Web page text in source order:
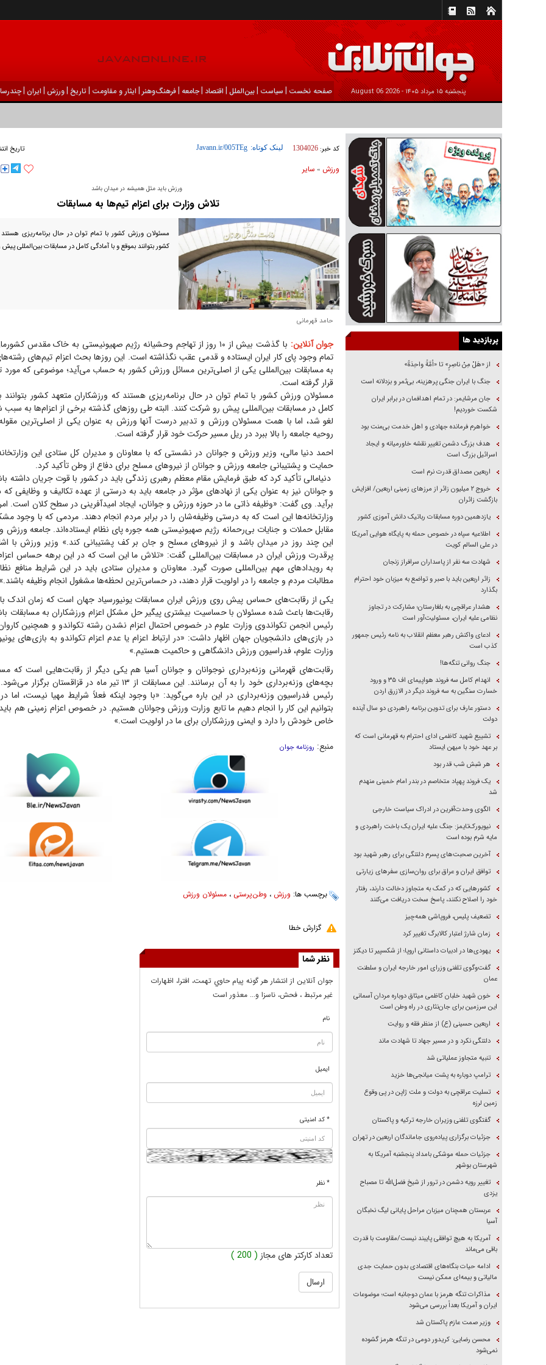
پنجشنبه ۱۵ مرداد ۱۴۰۵ - 2026 August 06 صفحه نخست | سیاست |بين‌الملل | اقتصاد |جامعه |فرهنگ‌و‌هنر | ایثار و مقاومت |تاریخ |ورزش | ايران |
کد خبر: 1304026 لینک کوتاه: تاریخ
ورزش » ساير
ورزش باید مثل همیشه در میدان باشد
تلاش وزارت برای اعزام تیم‌ها به مسابقات
مسئولان ورزش کشور با تمام توان در حال برنامه‌ریزی
کشور بتوانند بموقع و با آمادگی کامل در مسابقات بین‌المللی
حامد قهرمانی
جوان آنلاین:
با گذشت بیش از ۱۰ روز از تهاجم وحشیانه رژیم صهیونیستی به خاک مقدس
تمام وجود پای کار ایران ایستاده و قدمی عقب نگذاشته است. این روز‌ها بحث اعزام تیم‌های
به مسابقات بین‌المللی یکی از اصلی‌ترین مسائل ورزش کشور به حساب می‌آید؛ موضوعی که
قرار گرفته است.
مسئولان ورزش کشور با تمام توان در حال برنامه‌ریزی هستند که ورزشکاران متعهد کشور بتوانند
کامل در مسابقات بین‌المللی پیش رو شرکت کنند. البته طی روز‌های گذشته برخی از اعزام‌ها به
لغو شد، اما با همت مسئولان ورزش و تدبیر درست آنها ورزش به عنوان یکی از اصلی‌ترین
روحیه جامعه را بالا ببرد در ریل مسیر حرکت خود قرار گرفته است.
احمد دنیا مالی، وزیر ورزش و جوانان در نشستی که با معاونان و مدیران کل ستادی این
حمایت و پشتیبانی جامعه ورزش و جوانان از نیرو‌های مسلح برای دفاع از وطن تأکید کرد.
دنیامالی تأکید کرد که طبق فرمایش مقام معظم رهبری زندگی باید در کشور با قوت جریان داشته
و جوانان نیز به عنوان یکی از نهاد‌های مؤثر در جامعه باید به درستی از عهده تکالیف و وظایفی که
برآید. وی گفت: «وظیفه ذاتی ما در حوزه ورزش و جوانان، ایجاد امیدآفرینی در سطح کلان است.
وزارتخانه‌ها این است که به درستی وظیفه‌شان را در برابر مردم انجام دهند. مردمی که با وجود
مقابل حملات و جنایات بی‌رحمانه رژیم صهیونیستی همه جوره پای نظام ایستاده‌اند. جامعه ورزش
این چند روز در میدان باشد و از نیرو‌های مسلح و جان بر کف پشتیبانی کند.» وزیر ورزش با
پرقدرت ورزش ایران در مسابقات بین‌المللی گفت: «تلاش ما این است که در این برهه حساس
به رویداد‌های مهم بین‌المللی صورت گیرد. معاونان و مدیران ستادی باید در این شرایط منافع
مطالبات مردم و جامعه را در اولویت قرار دهند، در حساس‌ترین لحظه‌ها مشغول انجام وظیفه باشند.»
یکی از رقابت‌های حساس پیش روی ورزش ایران مسابقات یونیورسیاد جهان است که زمان اندک
رقابت‌ها باعث شده مسئولان با حساسیت بیشتری پیگیر حل مشکل اعزام ورزشکاران به مسابقات
رئیس انجمن تکواندوی وزارت علوم در خصوص احتمال اعزام نشدن رشته تکواندو و همچنین
در بازی‌های دانشجویان جهان اظهار داشت: «در ارتباط اعزام یا عدم اعزام تکواندو به بازی‌های
وزارت علوم، فدراسیون ورزش دانشگاهی و حاکمیت هستیم.»
رقابت‌های قهرمانی وزنه‌برداری نوجوانان و جوانان آسیا هم یکی دیگر از رقابت‌هایی است که
بچه‌های وزنه‌برداری خود را به آن برسانند. این مسابقات از ۱۳ تیر ماه در
رئیس فدراسیون وزنه‌برداری در این باره می‌گوید: «با وجود اینکه فعلاً شرایط مهیا نیست،
بتوانیم این کار را انجام دهیم ما تابع وزارت ورزش وجوانان هستیم. در خصوص اعزام زمینی هم
خاص خودش را دارد و ایمنی ورزشکاران برای ما در اولویت است.»
منبع: روزنامه جوان
برچسب ها: ورزش ، وطن‌پرستی ، مسئولان ورزش
گزارش خطا
نظر شما
جوان آنلاين از انتشار هر گونه پيام حاوي تهمت، افترا، اظهارات
غير مرتبط ، فحش، ناسزا و... معذور است
نام
ایمیل
* کد امنیتی
* نظر
تعداد کارکتر های مجاز ( 200 )
پربازدید ها
از «هَلْ مِنْ ناصِرٍ» تا «اُمَّةً واحِدَةً»
جنگ با ایران جنگی پرهزینه، بی‌ثمر و بزدلانه است
جان مرشایمر: در تمام اهدافمان در برابر ایران
شکست خوردیم!
خواهرم فرمانده جهادی و اهل خدمت بی‌منت بود
هدف بزرگ دشمن تغییر نقشه خاورمیانه و ایجاد
اسرائیل بزرگ است
اربعین مصداق قدرت نرم است
‌خروج ۲ میلیون زائر از مرز‌های زمینی اربعین/ افزایش
بازگشت زائران
یازدهمین دوره مسابقات رباتیک دانش آموزی کشور
اطلاعیه سپاه در خصوص حمله به پایگاه هوایی آمریکا
در علی السالم کویت
شهادت سه نفر از پاسداران سرافراز زنجان
زائر اربعین باید با صبر و تواضع به میزبان خود احترام
بگذارد
هشدار عراقچی به بلغارستان؛ مشارکت در تجاوز
نظامی علیه ایران، مسئولیت‌آور است
ادعای واکنش رهبر معظم انقلاب به نامه رئیس جمهور
کذب است
جنگ روانی تنگه‌ها!
انهدام کامل سه فروند هواپیمای اف ۳۵ و ورود
خسارت سنگین به سه فروند دیگر در الازرق اردن
دستور عارف برای تدوین برنامه راهبردی دو سال آینده
دولت
تشییع شهید کاظمی ادای احترام به قهرمانی است که
بر عهد خود با میهن ایستاد
هر شبش شب قدر بود
یک فروند پهپاد متخاصم در بندر امام خمینی منهدم
شد
الگوی وحدت‌آفرین در ادراک سیاست خارجی
نیویورک‌تایمز: جنگ علیه ایران یک باخت راهبردی و
مایه شرم بوده است
آخرین صحبت‌های پسرم دلتنگی برای رهبر شهید بود
توافق ایران و عراق برای روان‌سازی سفر‌های زیارتی
کشور‌هایی که در کمک به متجاوز دخالت دارند، رفتار
خود را اصلاح نکنند، پاسخ سخت دریافت می‌کنند
تضعیف پلیس، فروپاشی همه‌چیز
زمان شارژ اعتبار کالابرگ تغییر کرد
یهودی‌ها در ادبیات داستانی اروپا؛ از شکسپیر تا دیکنز
گفت‌وگوی تلفنی وزرای امور خارجه ایران و سلطنت
عمان
خون شهید خلبان کاظمی میثاق دوباره مردان آسمانی
این سرزمین برای جان‌نثاری در راه وطن است
اربعین حسینی (ع) از منظر فقه و روایت
دلتنگی نکرد و در مسیر جهاد تا شهادت ماند
تنبیه متجاوز عملیاتی شد
ترامپ دوباره به پشت میانجی‌ها خزید
تسلیت عراقچی به دولت و ملت ژاپن در پی وقوع
زمین لرزه
گفتگوی تلفنی وزیران خارجه ترکیه و پاکستان
جزئیات برگزاری پیاده‌روی جاماندگان اربعین در تهران
جزئیات حمله موشکی بامداد پنجشنبه آمریکا به
شهرستان بوشهر
تغییر رویه دشمن در ترور از شیخ فضل‌الله تا مصباح
یزدی
عربستان همچنان میزبان مراحل پایانی لیگ نخبگان
آسیا
آمریکا به هیچ توافقی پایبند نیست/مقاومت با قدرت
باقی می‌ماند
ادامه حیات بنگاه‌های اقتصادی بدون حمایت جدی
مالیاتی و بیمه‌ای ممکن نیست
مذاکرات تنگه هرمز با عمان دوجانبه است؛ موضوعات
ایران و آمریکا بعداً بررسی می‌شود
وزیر صمت عازم پاکستان شد
محسن رضایی: کریدور دومی در تنگه هرمز گشوده
نمی‌شود